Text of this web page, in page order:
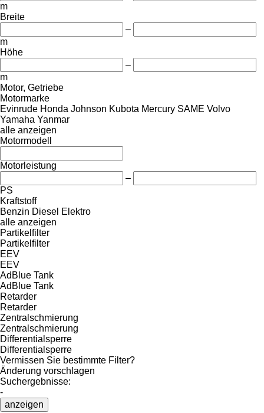
m
Breite
–
m
Höhe
–
m
Motor, Getriebe
Motormarke
Evinrude Honda Johnson Kubota Mercury SAME Volvo
Yamaha Yanmar
alle anzeigen
Motormodell
Motorleistung
–
PS
Kraftstoff
Benzin Diesel Elektro
alle anzeigen
Partikelfilter
Partikelfilter
EEV
EEV
AdBlue Tank
AdBlue Tank
Retarder
Retarder
Zentralschmierung
Zentralschmierung
Differentialsperre
Differentialsperre
Vermissen Sie bestimmte Filter?
Änderung vorschlagen
Suchergebnisse:
-
anzeigen